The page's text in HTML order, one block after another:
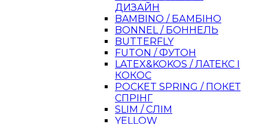
ДИЗАЙН
BAMBINO / БАМБІНО
BONNEL / БОННЕЛЬ
BUTTERFLY
FUTON / ФУТОН
LATEX&KOKOS / ЛАТЕКС І
КОКОС
POCKET SPRING / ПОКЕТ
СПРІНГ
SLIM / СЛІМ
YELLOW